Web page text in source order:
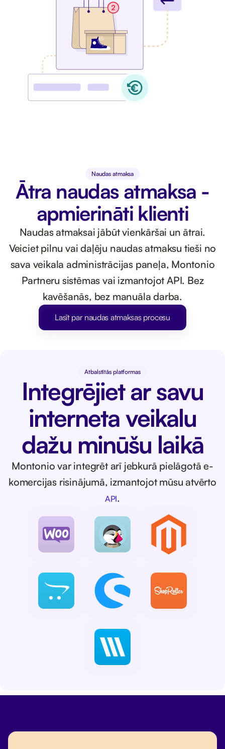
Naudas atmaksa
Ātra naudas atmaksa -
apmierināti klienti
Naudas atmaksai jābūt vienkāršai un ātrai.
Veiciet pilnu vai daļēju naudas atmaksu tieši no
sava veikala administrācijas paneļa, Montonio
Partneru sistēmas vai izmantojot API. Bez
kavēšanās, bez manuāla darba.
Lasīt par naudas atmaksas procesu
Atbalstītās platformas
Integrējiet ar savu
interneta veikalu
dažu minūšu laikā
Montonio var integrēt arī jebkurā pielāgotā e-
komercijas risinājumā, izmantojot mūsu atvērto
API.